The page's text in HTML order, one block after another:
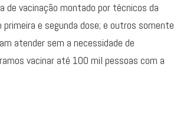
de vacinação montado por técnicos da
e segunda dose; e outros somente
atender sem a necessidade de
vacinar até 100 mil pessoas com a